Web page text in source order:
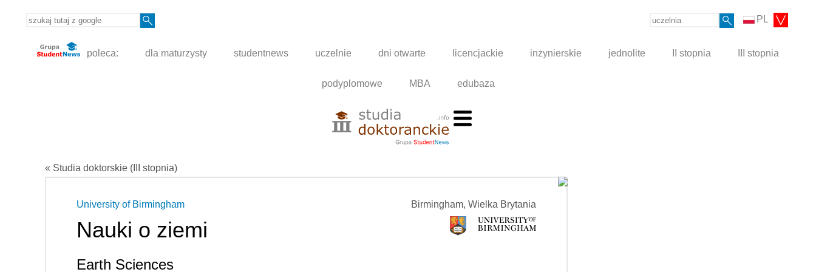
PL
poleca: dla maturzysty studentnews uczelnie dni otwarte licencjackie inżynierskie jednolite II stopnia III stopnia
podyplomowe MBA edubaza
« Studia doktorskie (III stopnia)
Birmingham, Wielka Brytania
University of Birmingham
Nauki o ziemi
Earth Sciences